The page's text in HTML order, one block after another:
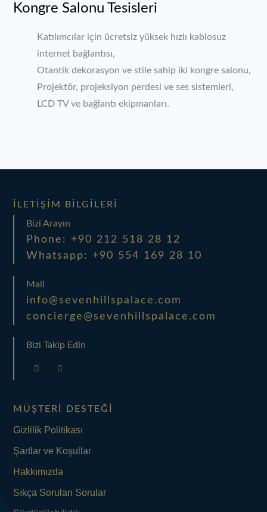
Kongre Salonu Tesisleri
Katılımcılar için ücretsiz yüksek hızlı kablosuz
internet bağlantısı,
Otantik dekorasyon ve stile sahip iki kongre salonu,
Projektör, projeksiyon perdesi ve ses sistemleri,
LCD TV ve bağlantı ekipmanları.
İLETIŞIM BILGILERI
Bizi Arayın
Phone: +90 212 518 28 12
Whatsapp: +90 554 169 28 10
Mail
info@sevenhillspalace.com
concierge@sevenhillspalace.com
Bizi Takip Edin
MÜŞTERI DESTEĞI
Gizlilik Politikası
Şartlar ve Koşullar
Hakkımızda
Sıkça Sorulan Sorular